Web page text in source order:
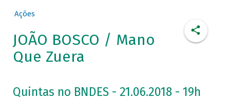
Ações
JOÃO BOSCO / Mano
Que Zuera
Quintas no BNDES - 21.06.2018 - 19h